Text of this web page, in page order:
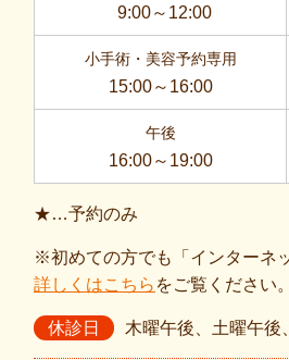
9:00～12:00
小手術・美容予約専用
15:00～16:00
午後
16:00～19:00
★…予約のみ
※初めての方でも「インターネ
詳しくはこちら をご覧ください。
休診日 木曜午後、土曜午後